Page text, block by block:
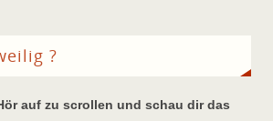
?
auf zu scrollen und schau dir das